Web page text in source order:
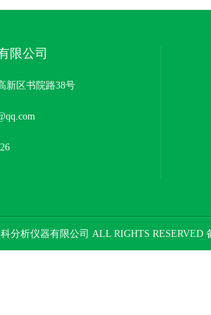
限公司
新区书院路38号
分析仪器有限公司 ALL RIGHTS RESERVED